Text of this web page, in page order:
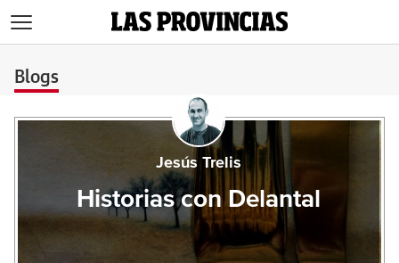
Blogs
Jesús Trelis
Historias con Delantal